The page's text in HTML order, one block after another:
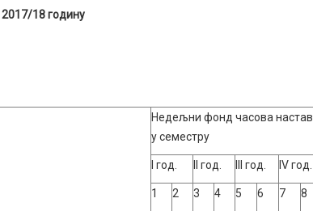
2017/18годину
Недељни фонд часова
у семестру
I год. II год. III год. IV год.
1 2 3 4 5 6 7 8